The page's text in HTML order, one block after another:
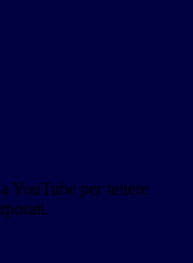
YouTube per tenere